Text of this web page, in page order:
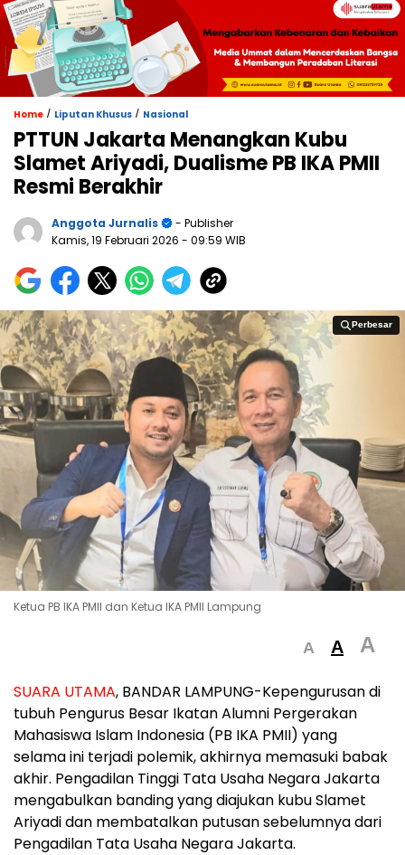
Home / Liputan Khusus / Nasional
PTTUN Jakarta Menangkan Kubu
Slamet Ariyadi, Dualisme PB IKA PMII
Resmi Berakhir
Anggota Jurnalis
- Publisher
Kamis, 19 Februari 2026 - 09:59 WIB
Perbesar
Perbesar
Ketua PB IKA PMII dan Ketua IKA PMII Lampung
A A A
SUARA UTAMA, BANDAR LAMPUNG-Kepengurusan di
tubuh Pengurus Besar Ikatan Alumni Pergerakan
Mahasiswa Islam Indonesia (PB IKA PMII) yang
selama ini terjadi polemik, akhirnya memasuki babak
akhir. Pengadilan Tinggi Tata Usaha Negara Jakarta
mengabulkan banding yang diajukan kubu Slamet
Ariyadi dan membatalkan putusan sebelumnya dari
Pengadilan Tata Usaha Negara Jakarta.